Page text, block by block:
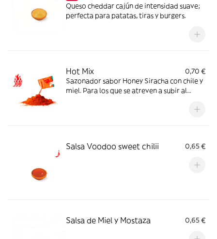
Queso cheddar cajún de intensidad suave;
perfecta para patatas, tiras y burgers.
Hot Mix
0,70 €
Sazonador sabor Honey Siracha con chile y
miel. Para los que se atreven a subir al
Salsa Voodoo sweet chilii 0,65 €
Salsa de Miel y Mostaza 0,65 €